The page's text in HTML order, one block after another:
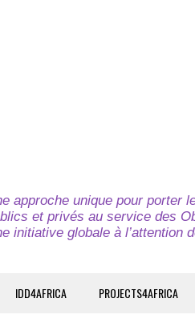
approche unique pour porter
et privés au service des
initiative globale à l’attention
IDD4AFRICA PROJECTS4AFRICA